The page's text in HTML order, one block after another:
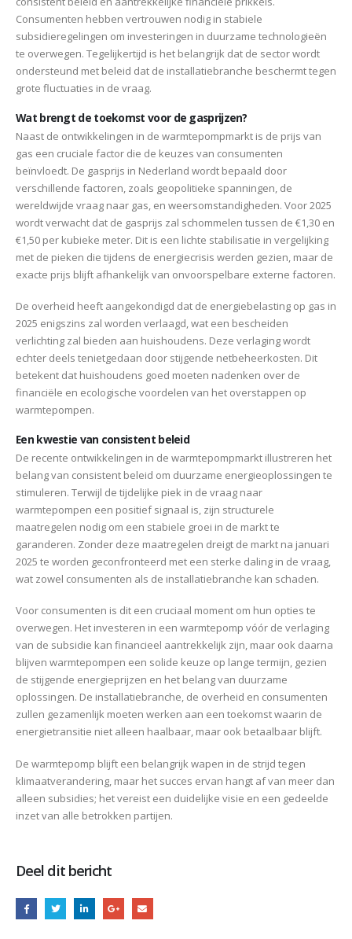
Consumenten hebben vertrouwen nodig in stabiele
subsidieregelingen om investeringen in duurzame technologieën
te overwegen. Tegelijkertijd is het belangrijk dat de sector wordt
ondersteund met beleid dat de installatiebranche beschermt tegen
grote fluctuaties in de vraag.
Wat brengt de toekomst voor de gasprijzen?
Naast de ontwikkelingen in de warmtepompmarkt is de prijs van
gas een cruciale factor die de keuzes van consumenten
beïnvloedt. De gasprijs in Nederland wordt bepaald door
verschillende factoren, zoals geopolitieke spanningen, de
wereldwijde vraag naar gas, en weersomstandigheden. Voor 2025
wordt verwacht dat de gasprijs zal schommelen tussen de €1,30 en
€1,50 per kubieke meter. Dit is een lichte stabilisatie in vergelijking
met de pieken die tijdens de energiecrisis werden gezien, maar de
exacte prijs blijft afhankelijk van onvoorspelbare externe factoren.
De overheid heeft aangekondigd dat de energiebelasting op gas in
2025 enigszins zal worden verlaagd, wat een bescheiden
verlichting zal bieden aan huishoudens. Deze verlaging wordt
echter deels tenietgedaan door stijgende netbeheerkosten. Dit
betekent dat huishoudens goed moeten nadenken over de
financiële en ecologische voordelen van het overstappen op
warmtepompen.
Een kwestie van consistent beleid
De recente ontwikkelingen in de warmtepompmarkt illustreren het
belang van consistent beleid om duurzame energieoplossingen te
stimuleren. Terwijl de tijdelijke piek in de vraag naar
warmtepompen een positief signaal is, zijn structurele
maatregelen nodig om een stabiele groei in de markt te
garanderen. Zonder deze maatregelen dreigt de markt na januari
2025 te worden geconfronteerd met een sterke daling in de vraag,
wat zowel consumenten als de installatiebranche kan schaden.
Voor consumenten is dit een cruciaal moment om hun opties te
overwegen. Het investeren in een warmtepomp vóór de verlaging
van de subsidie kan financieel aantrekkelijk zijn, maar ook daarna
blijven warmtepompen een solide keuze op lange termijn, gezien
de stijgende energieprijzen en het belang van duurzame
oplossingen. De installatiebranche, de overheid en consumenten
zullen gezamenlijk moeten werken aan een toekomst waarin de
energietransitie niet alleen haalbaar, maar ook betaalbaar blijft.
De warmtepomp blijft een belangrijk wapen in de strijd tegen
klimaatverandering, maar het succes ervan hangt af van meer dan
alleen subsidies; het vereist een duidelijke visie en een gedeelde
inzet van alle betrokken partijen.
Deel dit bericht